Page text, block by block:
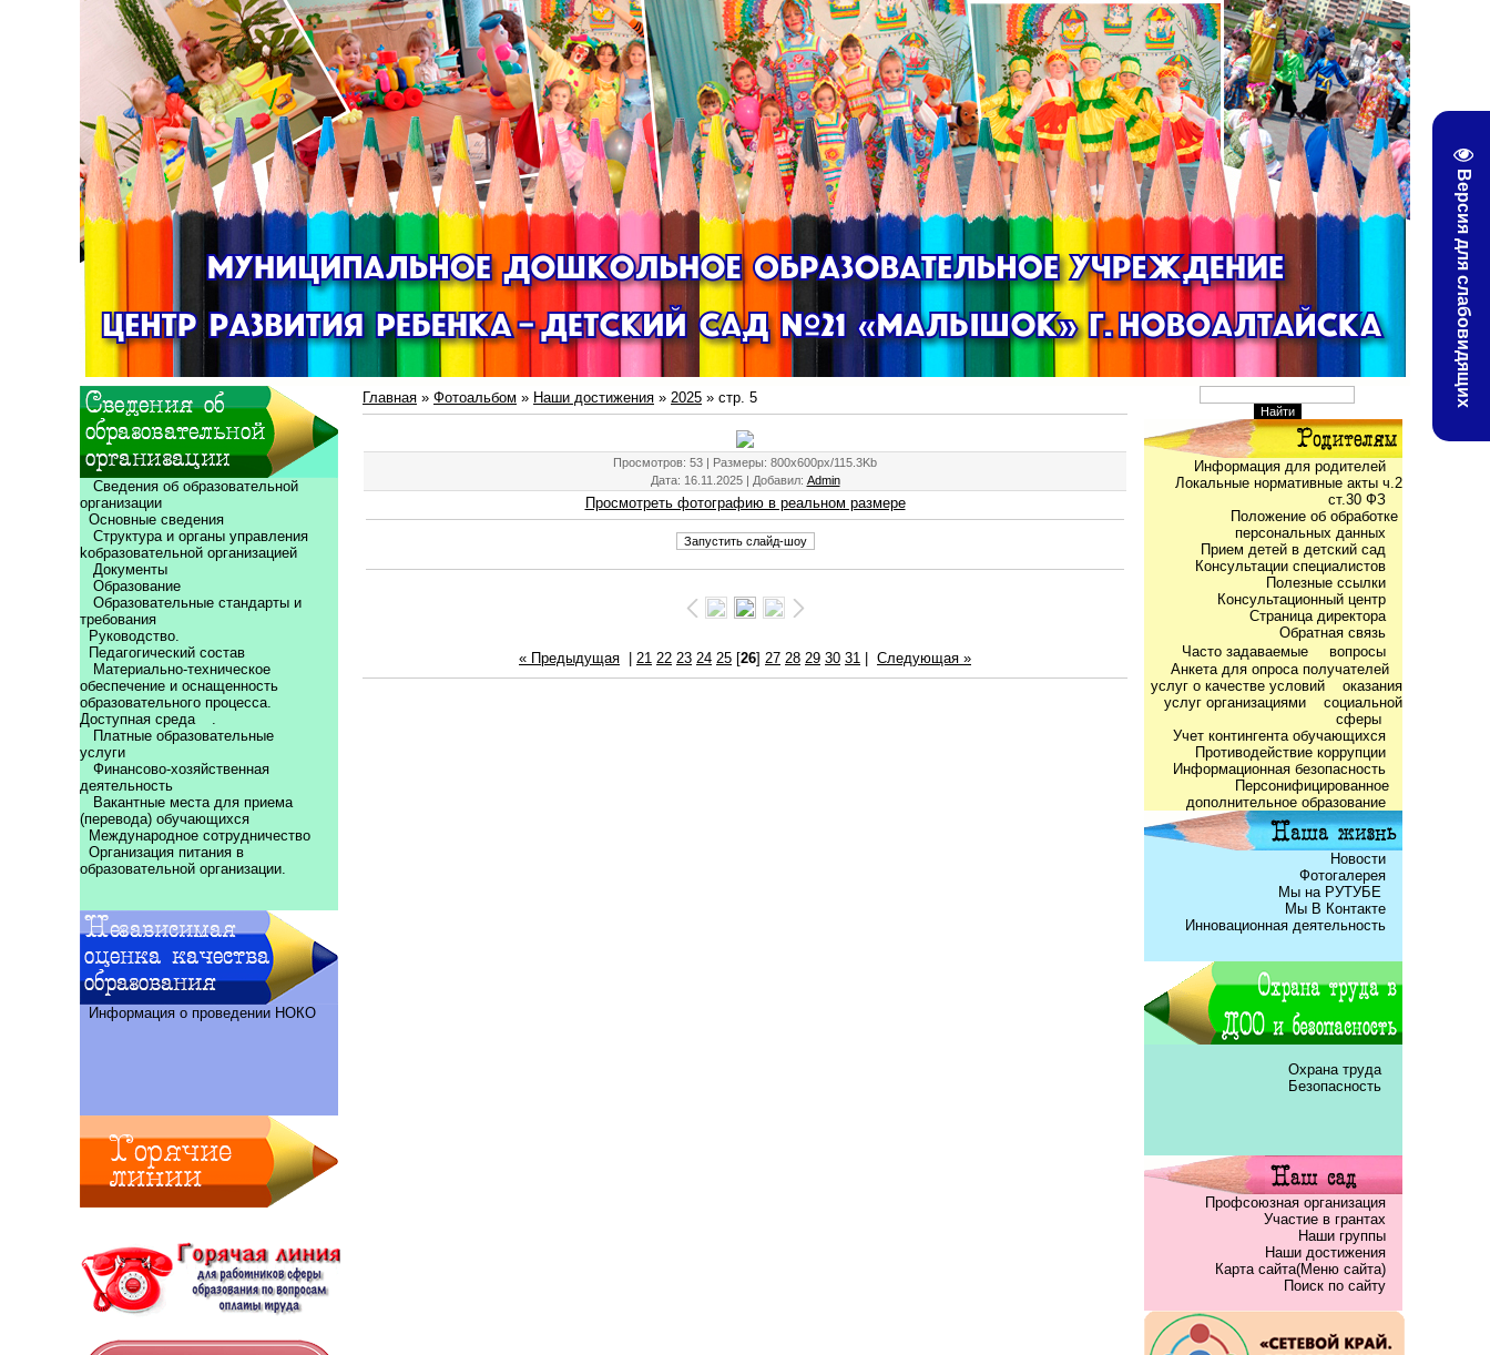
Версия для слабовидящих
Сведения об образовательной
организации
Основные сведения
Структура и органы управления
kобразовательной организацией
Документы
Образование
Образовательные стандарты и
требования
Руководство.
Педагогический состав
Материально-техническое
обеспечение и оснащенность
образовательного процесса.
Доступная среда
.
Платные образовательные
услуги
Финансово-хозяйственная
деятельность
Вакантные места для приема
(перевода) обучающихся
Международное сотрудничество
Организация питания в
образовательной организации.
Информация о проведении НОКО
Главная » Фотоальбом » Наши достижения » 2025 » стр. 5
Просмотров: 53 | Размеры: 800x600px/115.3Kb
Дата: 16.11.2025 | Добавил: Admin
Просмотреть фотографию в реальном размере
« Предыдущая 21 22 23 24 25 [26] 27 28 29 30 31 Следующая »
Информация для родителей
Локальные нормативные акты ч.2
ст.30 ФЗ
Положение об обработке
персональных данных
Прием детей в детский сад
Консультации специалистов
Полезные ссылки
Консультационный центр
Страница директора
Обратная связь
Часто задаваемые
вопросы
Анкета для опроса получателей
услуг о качестве условий оказания
услуг организациями социальной
сферы
Учет контингента обучающихся
Противодействие коррупции
Информационная безопасность
Персонифицированное
дополнительное образование
Новости
Фотогалерея
Мы на РУТУБЕ
Мы В Контакте
Инновационная деятельность
Охрана труда
Безопасность
Профсоюзная организация
Участие в грантах
Наши группы
Наши достижения
Карта сайта(Меню сайта)
Поиск по сайту